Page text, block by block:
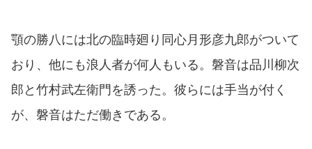
顎の勝八には北の臨時廻り同心月形彦九郎がついて
おり、他にも浪人者が何人もいる。磐音は品川柳次
郎と竹村武左衛門を誘った。彼らには手当が付く
が、磐音はただ働きである。